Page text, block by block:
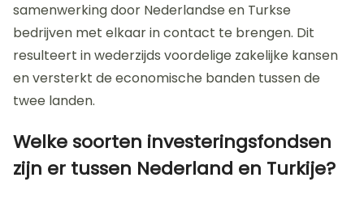
samenwerking door Nederlandse en Turkse
bedrijven met elkaar in contact te brengen. Dit
resulteert in wederzijds voordelige zakelijke kansen
en versterkt de economische banden tussen de
twee landen.
Welke soorten investeringsfondsen
zijn er tussen Nederland en Turkije?